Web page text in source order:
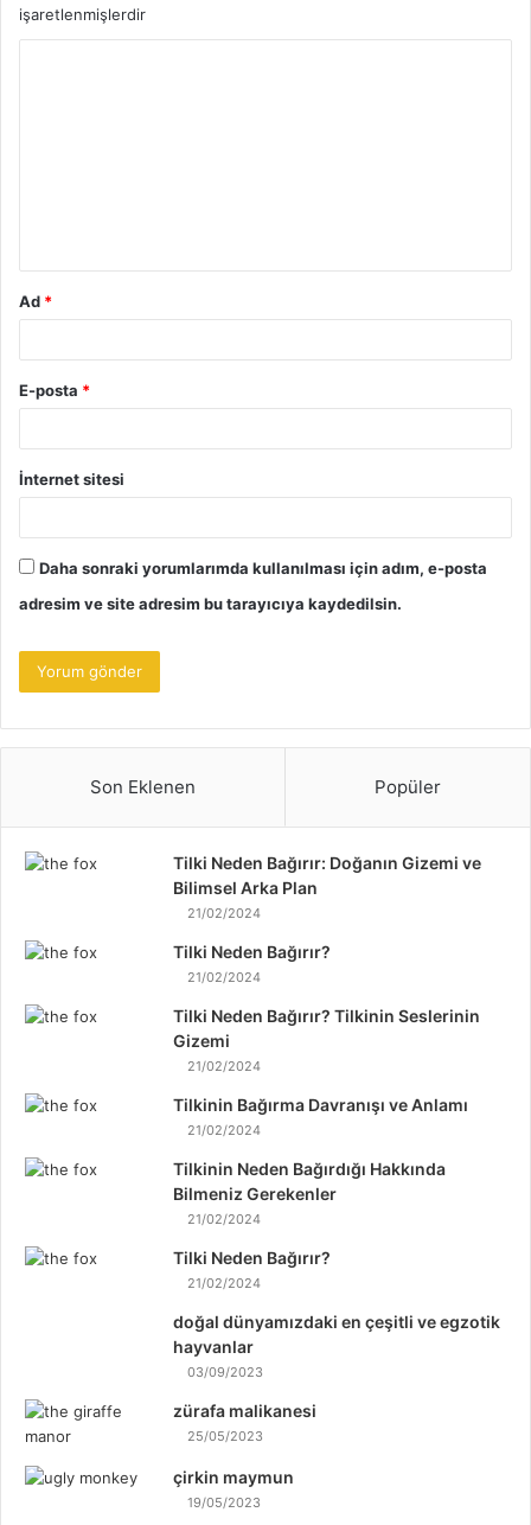
işaretlenmişlerdir
Ad *
E-posta *
İnternet sitesi
Daha sonraki yorumlarımda kullanılması için adım, e-posta
adresim ve site adresim bu tarayıcıya kaydedilsin.
Son Eklenen Popüler
Tilki Neden Bağırır: Doğanın Gizemi ve
Bilimsel Arka Plan
21/02/2024
Tilki Neden Bağırır?
21/02/2024
Tilki Neden Bağırır? Tilkinin Seslerinin
Gizemi
21/02/2024
Tilkinin Bağırma Davranışı ve Anlamı
21/02/2024
Tilkinin Neden Bağırdığı Hakkında
Bilmeniz Gerekenler
21/02/2024
Tilki Neden Bağırır?
21/02/2024
doğal dünyamızdaki en çeşitli ve egzotik
hayvanlar
03/09/2023
zürafa malikanesi
25/05/2023
çirkin maymun
19/05/2023